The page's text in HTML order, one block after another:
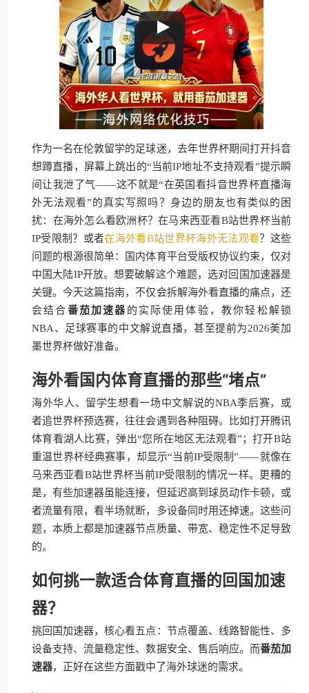
作为一名在伦敦留学的足球迷，去年世界杯期间打开抖音
想蹲直播，屏幕上跳出的“当前IP地址不支持观看”提示瞬
间让我泄了气——这不就是“在英国看抖音世界杯直播海
外无法观看”的真实写照吗？身边的朋友也有类似的困
扰：在海外怎么看欧洲杯？在马来西亚看B站世界杯当前
IP受限制？或者在海外看B站世界杯海外无法观看？这些
问题的根源很简单：国内体育平台受版权协议约束，仅对
中国大陆IP开放。想要破解这个难题，选对回国加速器是
关键。今天这篇指南，不仅会拆解海外看直播的痛点，还
会结合番茄加速器的实际使用体验，教你轻松解锁
NBA、足球赛事的中文解说直播，甚至提前为2026美加
墨世界杯做好准备。
海外看国内体育直播的那些“堵点”
海外华人、留学生想看一场中文解说的NBA季后赛，或
者追世界杯预选赛，往往会遇到各种阻碍。比如打开腾讯
体育看湖人比赛，弹出“您所在地区无法观看”；打开B站
重温世界杯经典赛事，却显示“当前IP受限制”——就像在
马来西亚看B站世界杯当前IP受限制的情况一样。更糟的
是，有些加速器虽能连接，但延迟高到球员动作卡顿，或
者流量有限，看半场就断，多设备同时用还掉速。这些问
题，本质上都是加速器节点质量、带宽、稳定性不足导致
的。
如何挑一款适合体育直播的回国加速
器？
挑回国加速器，核心看五点：节点覆盖、线路智能性、多
设备支持、流量稳定性、数据安全、售后响应。而番茄加
速器，正好在这些方面戳中了海外球迷的需求。